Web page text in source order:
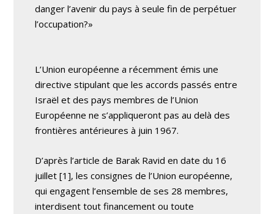
danger l’avenir du pays à seule fin de perpétuer
l’occupation?»
L’Union européenne a récemment émis une
directive stipulant que les accords passés entre
Israël et des pays membres de l’Union
Européenne ne s’appliqueront pas au delà des
frontières antérieures à juin 1967.
D’après l’article de Barak Ravid en date du 16
juillet [1], les consignes de l’Union européenne,
qui engagent l’ensemble de ses 28 membres,
interdisent tout financement ou toute